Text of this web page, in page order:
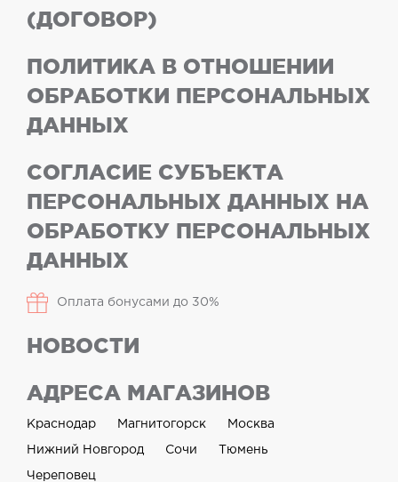
(ДОГОВОР)
ПОЛИТИКА В ОТНОШЕНИИ
ОБРАБОТКИ ПЕРСОНАЛЬНЫХ
ДАННЫХ
СОГЛАСИЕ СУБЪЕКТА
ПЕРСОНАЛЬНЫХ ДАННЫХ НА
ОБРАБОТКУ ПЕРСОНАЛЬНЫХ
ДАННЫХ
Оплата бонусами до 30%
НОВОСТИ
АДРЕСА МАГАЗИНОВ
Краснодар Магнитогорск Москва
Нижний Новгород Сочи Тюмень
Череповец